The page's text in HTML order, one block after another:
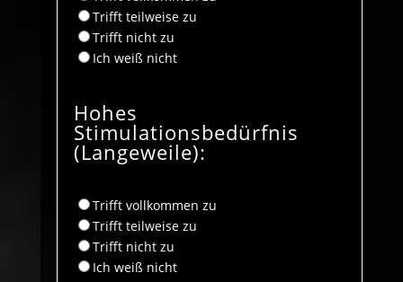
Trifft teilweise zu
Trifft nicht zu
Ich weiß nicht
Hohes
Stimulationsbedürfnis
(Langeweile):
Trifft vollkommen zu
Trifft teilweise zu
Trifft nicht zu
Ich weiß nicht